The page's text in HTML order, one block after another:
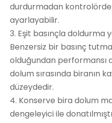
durdurmadan
ayarlayabilir.
3. Eşit basınçla doldurma
Benzersiz bir basınç
olduğundan performansı
dolum sırasında biranın
düzeydedir.
4. Konserve bira dolum
dengeleyici ile